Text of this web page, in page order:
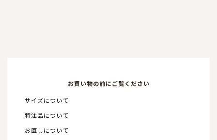
お買い物の前にご覧ください
サイズについて
特注品について
お直しについて